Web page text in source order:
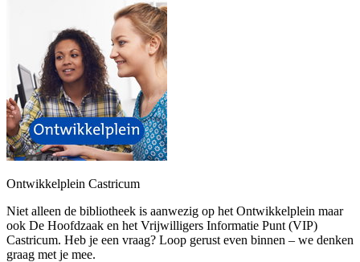
Ontwikkelplein Castricum
Niet alleen de bibliotheek is aanwezig op het Ontwikkelplein maar
ook De Hoofdzaak en het Vrijwilligers Informatie Punt (VIP)
Castricum. Heb je een vraag? Loop gerust even binnen – we denken
graag met je mee.